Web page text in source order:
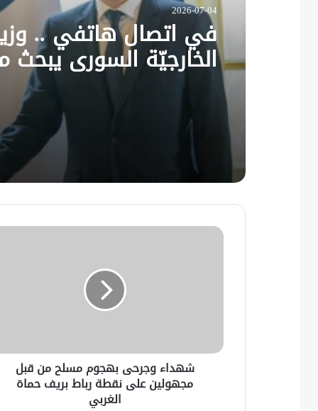
2026-07-04
في اتصال هاتفي ..
الخارجيّة السوري يبحث
نظيره الفرنسي آخر
شهداء وجرحى بهجوم مسلح من قبل
مجهولين على نقطة رباط بريف حماة
الغربي